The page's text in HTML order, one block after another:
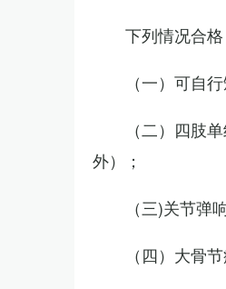
下列情况合格
（一）可自
（二）四肢
外）；
（三)关节弹
（四）大骨